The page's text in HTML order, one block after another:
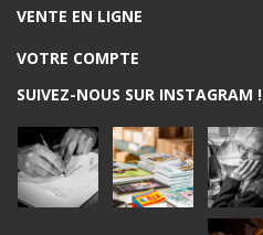
VENTE EN LIGNE
VOTRE COMPTE
SUIVEZ-NOUS SUR INSTAGRAM !